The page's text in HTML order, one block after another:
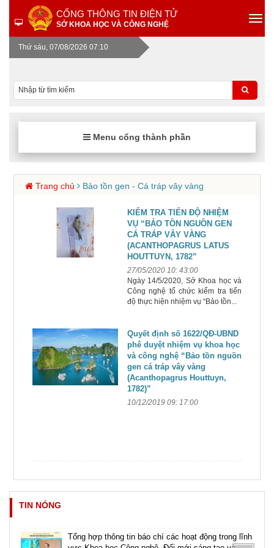
CỔNG THÔNG TIN ĐIỆN TỬ
SỞ KHOA HỌC VÀ CÔNG NGHỆ
Thứ sáu, 07/08/2026 07:10
Menu cổng thành phần
Trang chủ Bảo tồn gen - Cá tráp vây vàng
KIỂM TRA TIẾN ĐỘ NHIỆM
VỤ “BẢO TỒN NGUỒN GEN
CÁ TRÁP VÂY VÀNG
(ACANTHOPAGRUS LATUS
HOUTTUYN, 1782”
27/05/2020 10: 43:00
Ngày 14/5/2020, Sở Khoa học và
Công nghệ tổ chức kiểm tra tiến
độ thực hiện nhiệm vụ “Bảo tồn...
Quyết định số 1622/QĐ-UBND
phê duyệt nhiệm vụ khoa học
và công nghệ “Bảo tồn nguồn
gen cá tráp vây vàng
(Acanthopagrus Houttuyn,
1782)”
10/12/2019 09: 17:00
TIN NÓNG
Tổng hợp thông tin báo chí các hoạt động trong lĩnh